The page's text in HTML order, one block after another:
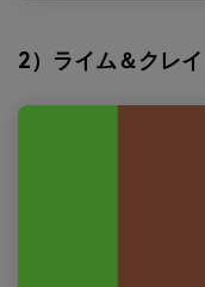
2）ライム＆クレイ